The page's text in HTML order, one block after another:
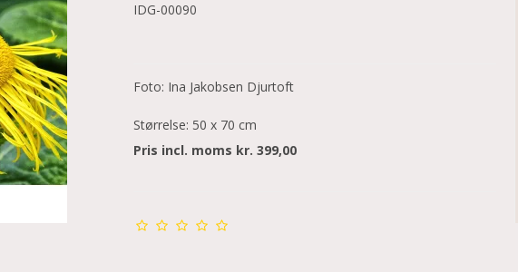
IDG-00090
Foto: Ina Jakobsen Djurtoft
Størrelse: 50 x 70 cm
Pris incl. moms kr. 399,00